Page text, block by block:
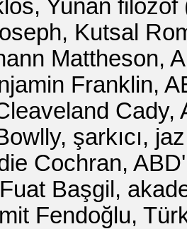
Yunan filozof
Kutsal
Mattheson,
Franklin,
Cady,
şarkıcı,
Cochran,
Başgil,
Fendoğlu,